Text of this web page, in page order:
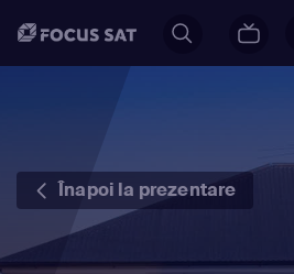
Înapoi la prezentare